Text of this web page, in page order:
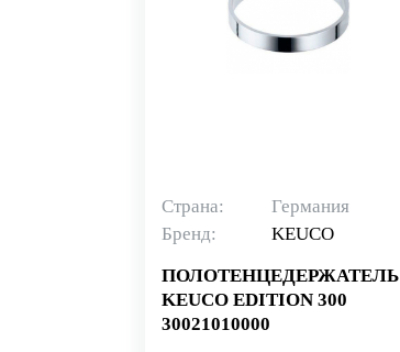
Страна:
Германия
Бренд:
KEUCO
ПОЛОТЕНЦЕДЕРЖАТЕЛЬ
KEUCO EDITION 300
30021010000